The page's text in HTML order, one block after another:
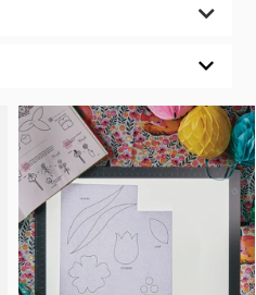
Disse lyskassene er
og vi kan varmt anbefale